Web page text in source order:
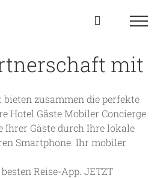
mit
zusammen die perfekte
Hotel Gäste Mobiler Concierge
Ihrer Gäste durch Ihre lokale
Smartphone. Ihr mobiler
Reise-App. JETZT